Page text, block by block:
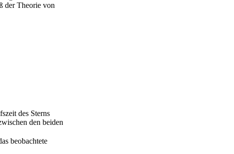
der Theorie von
des Sterns
den beiden
beobachtete